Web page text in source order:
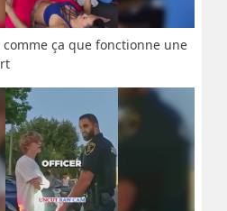
comme ça que fonctionne une